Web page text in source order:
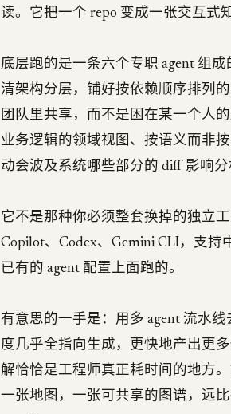
读。它把一个 repo 变成一张交互式
底层跑的是一条六个专职 agent 组
清架构分层，铺好按依赖顺序排列
团队里共享，而不是困在某一个人
业务逻辑的领域视图、按语义而非
动会波及系统哪些部分的 diff 影响分
它不是那种你必须整套换掉的独立工
Copilot、Codex、Gemini CLI，支
已有的 agent 配置上面跑的。
有意思的一手是：用多 agent 流水
度几乎全指向生成，更快地产出更
解恰恰是工程师真正耗时间的地方
一张地图，一张可共享的图谱，远比